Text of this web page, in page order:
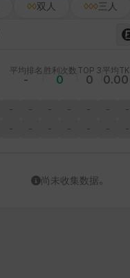
双人 三人
平均排名
-
胜利次数
0
TOP 3
0
平均TK
0.00
- - - - - - -
- - - - - - -
尚未收集数据。